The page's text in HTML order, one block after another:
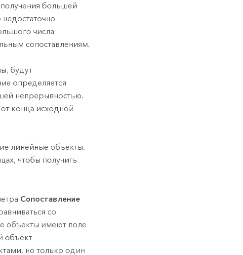
получения большей
числа
сопоставлениям.
будут
определяется
непрерывностью.
конца исходной
линейные объекты.
чтобы получить
Сопоставление
со
объекты имеют поле
объект
но только один